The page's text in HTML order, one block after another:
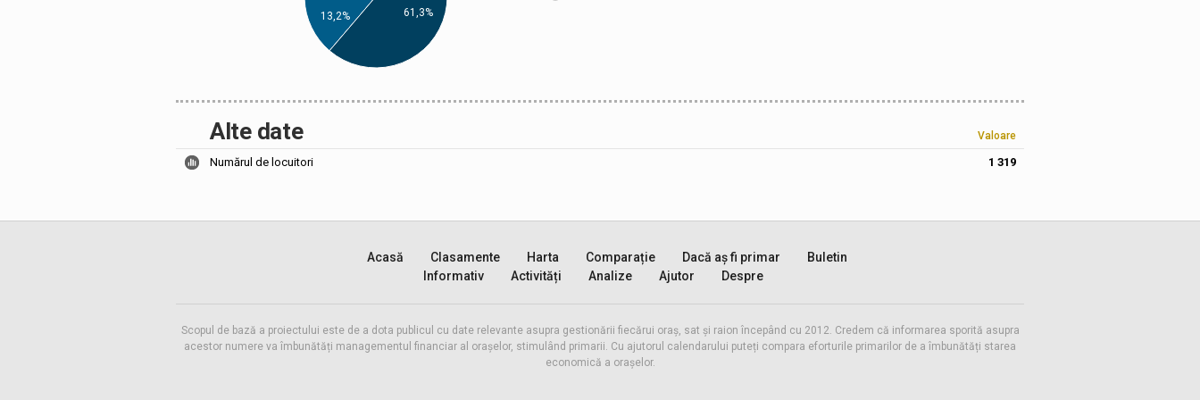
13,2%
61,3%
Alte date Valoare
Numărul de locuitori 1 319
Acasă Clasamente Harta Comparație Dacă aș fi primar
Buletin
Informativ
Activități Analize Ajutor Despre
Scopul de bază a proiectului este de a dota publicul cu date relevante asupra gestionării fiecărui oraș, sat și raion începând cu 2012. Credem că informarea sporită asupra
acestor numere va îmbunătăți managementul financiar al orașelor, stimulând primarii. Cu ajutorul calendarului puteți compara eforturile primarilor de a îmbunătăți starea
economică a orașelor.